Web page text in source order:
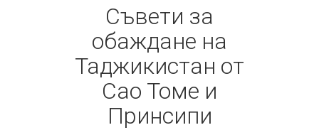
Съвети за
обаждане на
Таджикистан от
Сао Томе и
Принсипи